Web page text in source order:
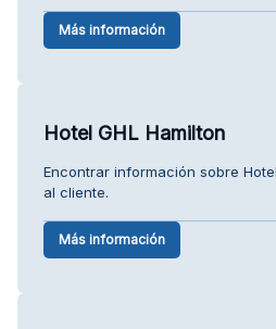
Más información
Hotel GHL Hamilton
Encontrar información sobre
al cliente.
Más información